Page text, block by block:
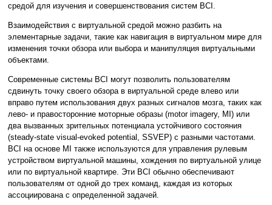
средой для изучения и совершенствования систем BCI.
Взаимодействия с виртуальной средой можно разбить на
элементарные задачи, такие как навигация в виртуальном мире для
изменения точки обзора или выбора и манипуляция виртуальными
объектами.
Современные системы BCI могут позволить пользователям
сдвинуть точку своего обзора в виртуальной среде влево или
вправо путем использования двух разных сигналов мозга, таких как
лево- и правосторонние моторные образы (motor imagery, MI) или
два вызванных зрительных потенциала устойчивого состояния
(steady-state visual-evoked potential, SSVEP) с разными частотами.
BCI на основе MI также используются для управления рулевым
устройством виртуальной машины, хождения по виртуальной улице
или по виртуальной квартире. Эти BCI обычно обеспечивают
пользователям от одной до трех команд, каждая из которых
ассоциирована с определенной задачей.